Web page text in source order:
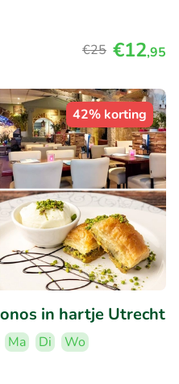
€25 €12,95
42% korting
in hartje Utrecht
Ma Di
Wo